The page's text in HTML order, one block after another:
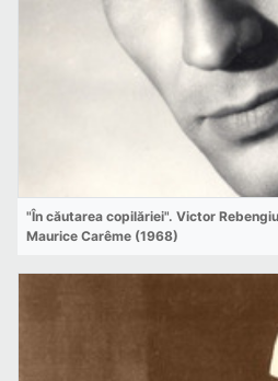
"În căutarea copilăriei". Victor
Maurice Carême (1968)